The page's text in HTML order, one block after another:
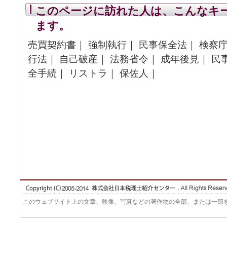
このページに訪れた人は、こんなキ
ます。
売買契約書｜ 強制執行｜ 民事保全法｜ 検察
行法｜ 自己破産｜ 法務省令｜ 成年後見｜ 民
全手続｜ リストラ｜ 保佐人｜
このウェブサイト上の文章、映像、写真などの著作物の全部、または一